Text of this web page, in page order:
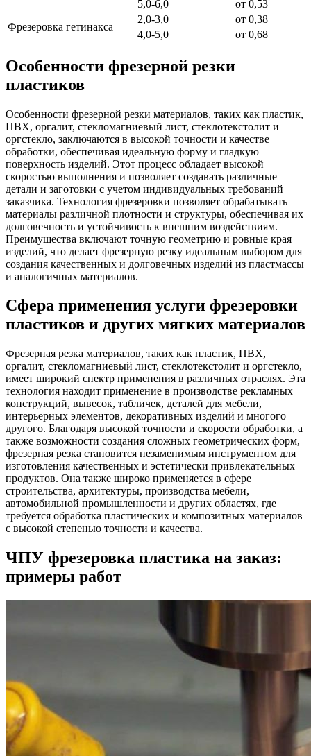
5,0-6,0
от 0,53
Фрезеровка гетинакса
2,0-3,0
от 0,38
4,0-5,0
от 0,68
Особенности фрезерной резки
пластиков
Особенности фрезерной резки материалов, таких как пластик,
ПВХ, оргалит, стекломагниевый лист, стеклотекстолит и
оргстекло, заключаются в высокой точности и качестве
обработки, обеспечивая идеальную форму и гладкую
поверхность изделий. Этот процесс обладает высокой
скоростью выполнения и позволяет создавать различные
детали и заготовки с учетом индивидуальных требований
заказчика. Технология фрезеровки позволяет обрабатывать
материалы различной плотности и структуры, обеспечивая их
долговечность и устойчивость к внешним воздействиям.
Преимущества включают точную геометрию и ровные края
изделий, что делает фрезерную резку идеальным выбором для
создания качественных и долговечных изделий из пластмассы
и аналогичных материалов.
Сфера применения услуги фрезеровки
пластиков и других мягких материалов
Фрезерная резка материалов, таких как пластик, ПВХ,
оргалит, стекломагниевый лист, стеклотекстолит и оргстекло,
имеет широкий спектр применения в различных отраслях. Эта
технология находит применение в производстве рекламных
конструкций, вывесок, табличек, деталей для мебели,
интерьерных элементов, декоративных изделий и многого
другого. Благодаря высокой точности и скорости обработки, а
также возможности создания сложных геометрических форм,
фрезерная резка становится незаменимым инструментом для
изготовления качественных и эстетически привлекательных
продуктов. Она также широко применяется в сфере
строительства, архитектуры, производства мебели,
автомобильной промышленности и других областях, где
требуется обработка пластических и композитных материалов
с высокой степенью точности и качества.
ЧПУ фрезеровка пластика на заказ:
примеры работ